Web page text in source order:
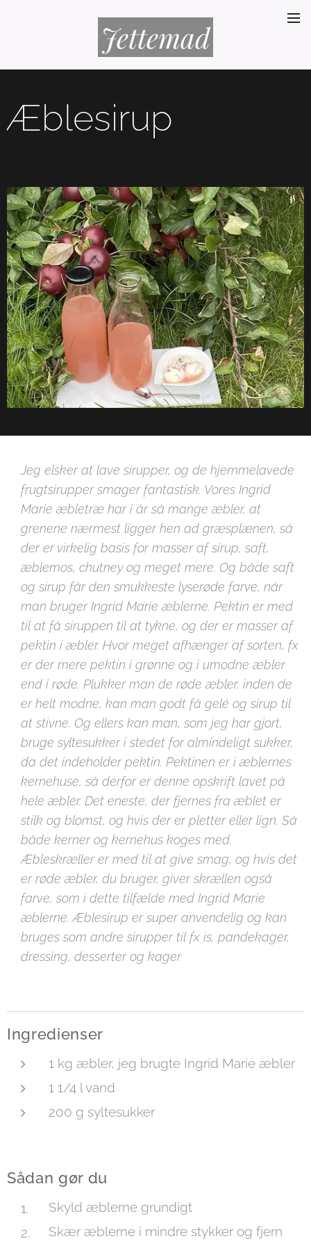
Jettemad
Æblesirup
Jeg elsker at lave sirupper, og de hjemmelavede
frugtsirupper smager fantastisk. Vores Ingrid
Marie æbletræ har i år så mange æbler, at
grenene nærmest ligger hen ad græsplænen, så
der er virkelig basis for masser af sirup, saft,
æblemos, chutney og meget mere. Og både saft
og sirup får den smukkeste lyserøde farve, når
man bruger Ingrid Marie æblerne. Pektin er med
til at få siruppen til at tykne, og der er masser af
pektin i æbler. Hvor meget afhænger af sorten, fx
er der mere pektin i grønne og i umodne æbler
end i røde. Plukker man de røde æbler, inden de
er helt modne, kan man godt få gelé og sirup til
at stivne. Og ellers kan man, som jeg har gjort,
bruge syltesukker i stedet for almindeligt sukker,
da det indeholder pektin. Pektinen er i æblernes
kernehuse, så derfor er denne opskrift lavet på
hele æbler. Det eneste, der fjernes fra æblet er
stilk og blomst, og hvis der er pletter eller lign. Så
både kerner og kernehus koges med.
Æbleskræller er med til at give smag, og hvis det
er røde æbler, du bruger, giver skrællen også
farve, som i dette tilfælde med Ingrid Marie
æblerne. Æblesirup er super anvendelig og kan
bruges som andre sirupper til fx is, pandekager,
dressing, desserter og kager
Ingredienser
1 kg æbler, jeg brugte Ingrid Marie æbler
1 1/4 l vand
200 g syltesukker
Sådan gør du
Skyld æblerne grundigt
Skær æblerne i mindre stykker og fjern